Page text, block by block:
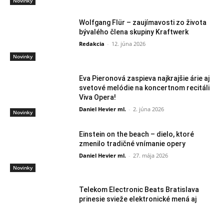
Novinky
Wolfgang Flür – zaujímavosti zo života
bývalého člena skupiny Kraftwerk
Redakcia - 12. júna 2026
Novinky
Eva Pieronová zaspieva najkrajšie árie aj
svetové melódie na koncertnom recitáli
Viva Opera!
Daniel Hevier ml. - 2. júna 2026
Novinky
Einstein on the beach – dielo, ktoré
zmenilo tradičné vnímanie opery
Daniel Hevier ml. - 27. mája 2026
Telekom Electronic Beats Bratislava
prinesie svieže elektronické mená aj